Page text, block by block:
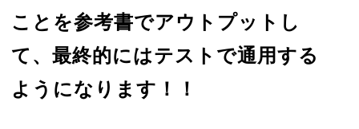
ことを参考書でアウトプットし
て、最終的にはテストで通用する
ようになります！！